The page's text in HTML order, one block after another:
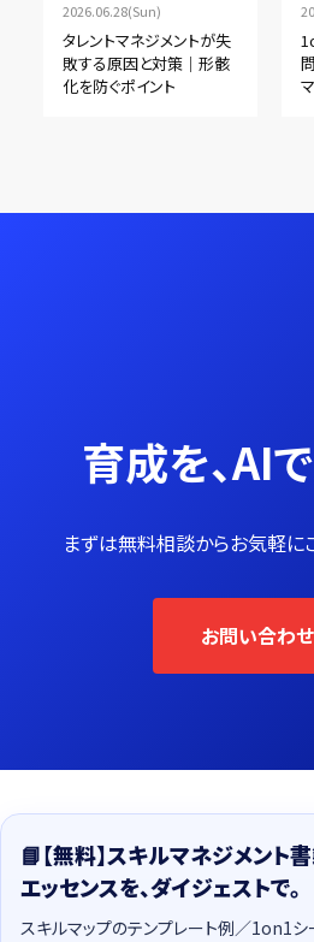
2026.06.28(Sun)
タレントマネジメントが失
敗する原因と対策｜形骸
化を防ぐポイント
育成を、AI
まずは無料相談からお気軽に
お問い合わ
📘【無料】スキルマネジメント
エッセンスを、ダイジェストで。
スキルマップのテンプレート例／1on1